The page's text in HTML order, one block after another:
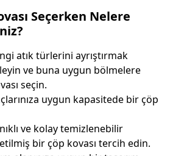
Seçerken Nelere
atık türlerini ayrıştırmak
ve buna uygun bölmelere
seçin.
uygun kapasitede bir çöp
ve kolay temizlenebilir
bir çöp kovası tercih edin.